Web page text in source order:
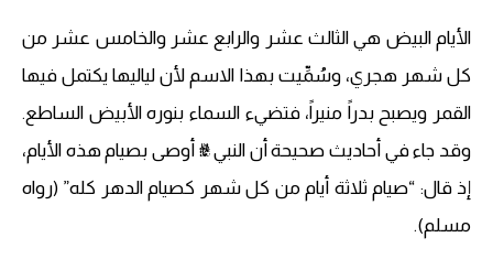
الأيام البيض هي الثالث عشر والرابع عشر والخامس عشر من
كل شهر هجري، وسُمِّيت بهذا الاسم لأن لياليها يكتمل فيها
القمر ويصبح بدراً منيراً، فتضيء السماء بنوره الأبيض الساطع.
وقد جاء في أحاديث صحيحة أن النبي ﷺ أوصى بصيام هذه الأيام،
إذ قال: “صيام ثلاثة أيام من كل شهر كصيام الدهر كله” (رواه
مسلم).